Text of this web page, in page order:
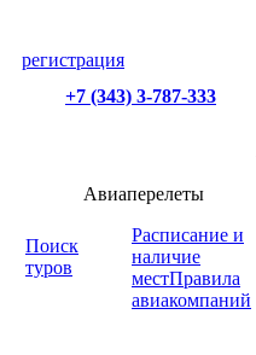
регистрация
+7 (343) 3-787-333
Поиск
туров
Авиаперелеты
Расписание и
наличие
местПравила
авиакомпаний